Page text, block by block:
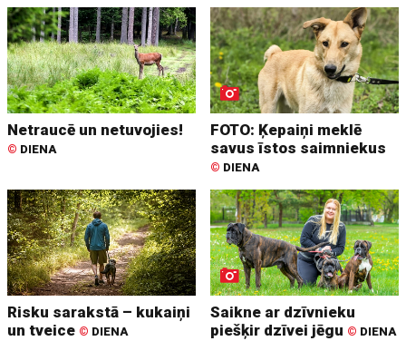
Netraucē un netuvojies!
© DIENA
FOTO: Ķepaiņi meklē
savus īstos saimniekus
© DIENA
Risku sarakstā – kukaiņi
un tveice © DIENA
Saikne ar dzīvnieku
piešķir dzīvei jēgu © DIENA